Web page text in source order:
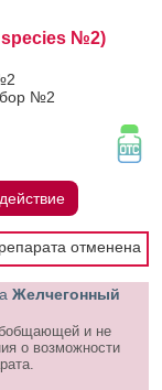
№2)
№2
отменена
Желчегонный
и не
о возможности